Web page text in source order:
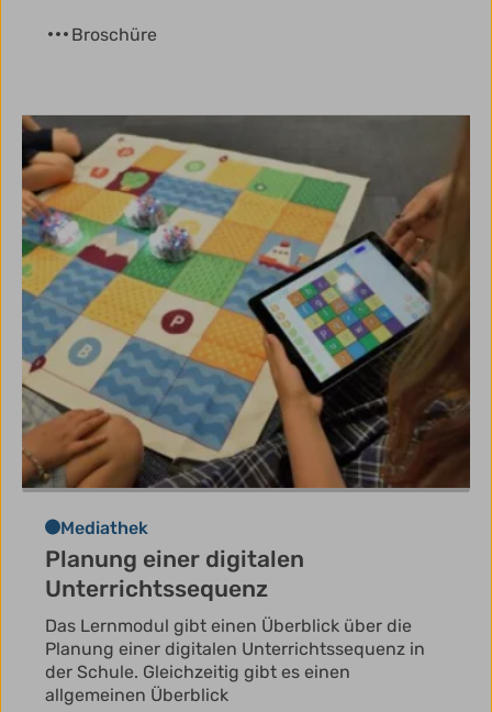
Broschüre
Mediathek
Planung einer digitalen
Unterrichtssequenz
Das Lernmodul gibt einen Überblick über die
Planung einer digitalen Unterrichtssequenz in
der Schule. Gleichzeitig gibt es einen
allgemeinen Überblick